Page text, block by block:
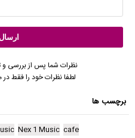
نظرات شما پس از بررسی و
لطفا نظرات خود را فقط در
برچسب ها
cafe
Nex 1 Music